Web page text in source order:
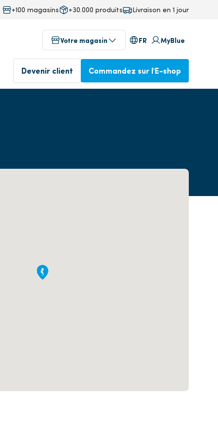
+100 magasins +30.000 produits Livraison en 1 jour
Votre magasin FR MyBlue
Devenir client Commandez sur l'E-shop